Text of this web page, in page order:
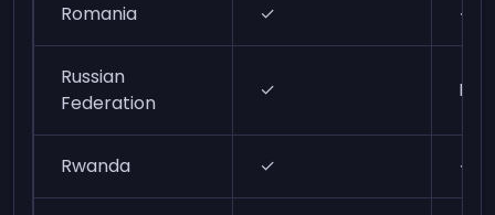
Romania ✓ ✓
Russian
Federation
✓ N/A
Rwanda ✓ ✓